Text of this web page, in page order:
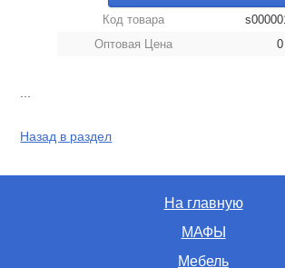
Код товара
Оптовая Цена
0
Назад в раздел
На главную
МАФЫ
Мебель